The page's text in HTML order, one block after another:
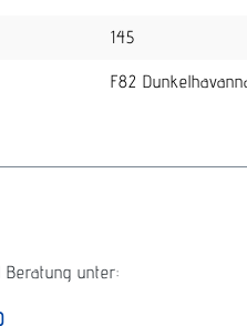
145
F82
unter: